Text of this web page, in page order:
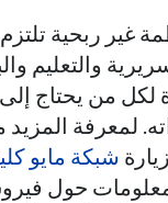
غير ربحية تلتزم
والتعليم
لكل من يحتاج
لمعرفة المزيد
شبكة مايو
حول